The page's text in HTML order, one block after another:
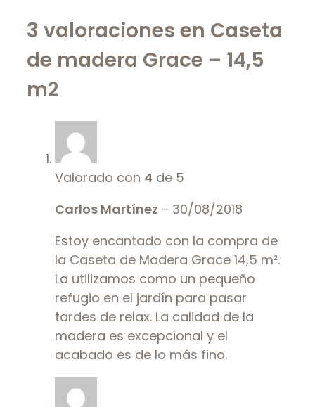
3 valoraciones en Caseta
de madera Grace – 14,5
m2
Valorado con 4 de 5
Carlos Martínez – 30/08/2018
Estoy encantado con la compra de
la Caseta de Madera Grace 14,5 m².
La utilizamos como un pequeño
refugio en el jardín para pasar
tardes de relax. La calidad de la
madera es excepcional y el
acabado es de lo más fino.